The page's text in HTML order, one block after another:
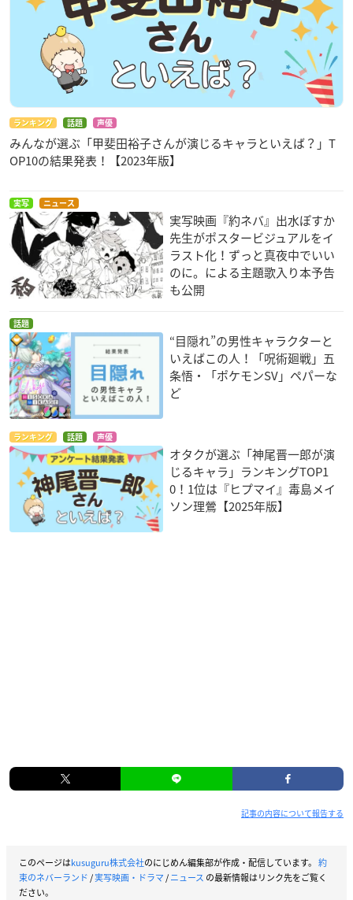
ランキング 話題 声優
みんなが選ぶ「甲斐田裕子さんが演じるキャラといえば？」T
OP10の結果発表！【2023年版】
実写 ニュース
実写映画『約ネバ』出水ぽすか
先生がポスタービジュアルをイ
ラスト化！ずっと真夜中でいい
のに。による主題歌入り本予告
も公開
話題
“目隠れ”の男性キャラクターと
いえばこの人！「呪術廻戦」五
条悟・「ポケモンSV」ペパーな
ど
ランキング 話題 声優
オタクが選ぶ「神尾晋一郎が演
じるキャラ」ランキングTOP1
0！1位は『ヒプマイ』毒島メイ
ソン理鶯【2025年版】
記事の内容について報告する
このページはkusuguru株式会社のにじめん編集部が作成・配信しています。 約
束のネバーランド/実写映画・ドラマ/ニュース の最新情報はリンク先をご覧く
ださい。